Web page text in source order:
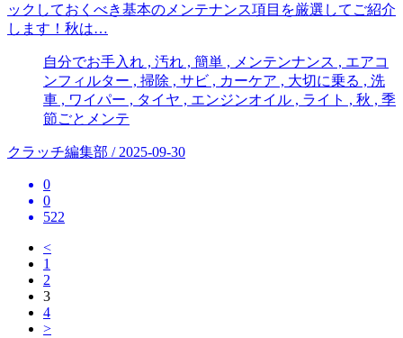
ックしておくべき基本のメンテナンス項目を厳選してご紹介
します！秋は…
自分でお手入れ , 汚れ , 簡単 , メンテンナンス , エアコ
ンフィルター , 掃除 , サビ , カーケア , 大切に乗る , 洗
車 , ワイパー , タイヤ , エンジンオイル , ライト , 秋 , 季
節ごとメンテ
クラッチ編集部 / 2025-09-30
0
0
522
<
1
2
3
4
>